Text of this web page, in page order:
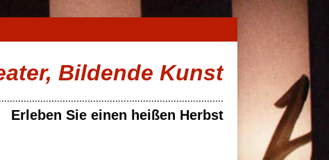
Bildende Kunst
Erleben Sie einen heißen Herbst